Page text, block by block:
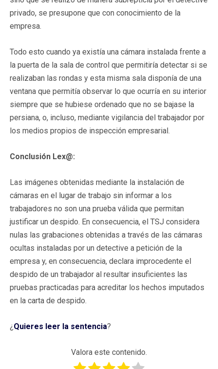
privado, se presupone que con conocimiento de la
empresa.
Todo esto cuando ya existía una cámara instalada frente a
la puerta de la sala de control que permitiría detectar si se
realizaban las rondas y esta misma sala disponía de una
ventana que permitía observar lo que ocurría en su interior
siempre que se hubiese ordenado que no se bajase la
persiana, o, incluso, mediante vigilancia del trabajador por
los medios propios de inspección empresarial.
Conclusión Lex@:
Las imágenes obtenidas mediante la instalación de
cámaras en el lugar de trabajo sin informar a los
trabajadores no son una prueba válida que permitan
justificar un despido. En consecuencia, el TSJ considera
nulas las grabaciones obtenidas a través de las cámaras
ocultas instaladas por un detective a petición de la
empresa y, en consecuencia, declara improcedente el
despido de un trabajador al resultar insuficientes las
pruebas practicadas para acreditar los hechos imputados
en la carta de despido.
¿ Quieres leer la sentencia?
Valora este contenido.